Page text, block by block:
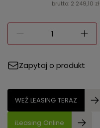
brutto: 2 249,10 zł
Zapytaj o produkt
WEŹ LEASING TERAZ
iLeasing Online